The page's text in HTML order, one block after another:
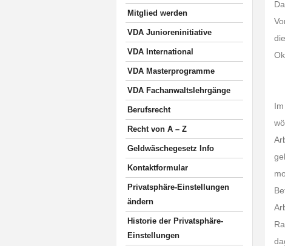
Mitglied werden
VDA Junioreninitiative
VDA International
VDA Masterprogramme
VDA Fachanwaltslehrgänge
Berufsrecht
Recht von A – Z
Geldwäschegesetz Info
Kontaktformular
Privatsphäre-Einstellungen
ändern
Historie der Privatsphäre-
Einstellungen